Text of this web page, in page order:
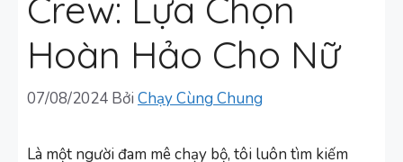
Crew: Lựa Chọn
Hoàn Hảo Cho Nữ
07/08/2024 Bởi Chạy Cùng Chung
Là một người đam mê chạy bộ, tôi luôn tìm kiếm